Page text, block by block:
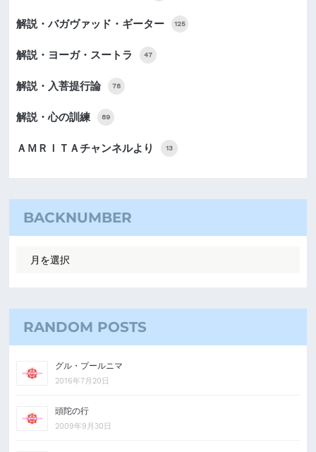
解説・バガヴァッド・ギーター 125
解説・ヨーガ・スートラ 47
解説・入菩提行論 78
解説・心の訓練 89
ＡＭＲＩＴＡチャンネルより 13
BACKNUMBER
RANDOM POSTS
グル・プールニマ
2016年7月20日
頭陀の行
2009年9月30日